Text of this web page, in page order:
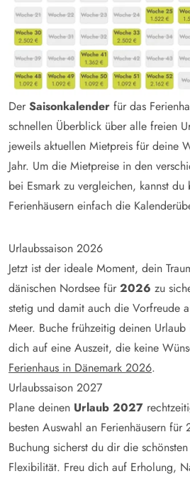
Der Saisonkalender für das
schnellen Überblick über alle freien
jeweils aktuellen Mietpreis für deine
Jahr. Um die Mietpreise in den
bei Esmark zu vergleichen, kannst
Ferienhäusern einfach die
Urlaubssaison 2026
Jetzt ist der ideale Moment, dein
dänischen Nordsee für 2026 zu
stetig und damit auch die Vorfreude
Meer. Buche frühzeitig deinen
dich auf eine Auszeit, die keine
Ferienhaus in Dänemark 2026.
Urlaubssaison 2027
Plane deinen Urlaub 2027
besten Auswahl an Ferienhäusern
Buchung sicherst du dir die
Flexibilität. Freu dich auf Erholung,